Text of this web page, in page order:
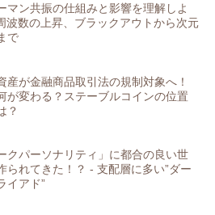
マン共振の仕組みと影響を理解しよ
波数の上昇、ブラックアウトから次元
で
産が金融商品取引法の規制対象へ！
が変わる？ステーブルコインの位置
？
クパーソナリティ」に都合の良い世
られてきた！？ - 支配層に多い”ダー
イアド”